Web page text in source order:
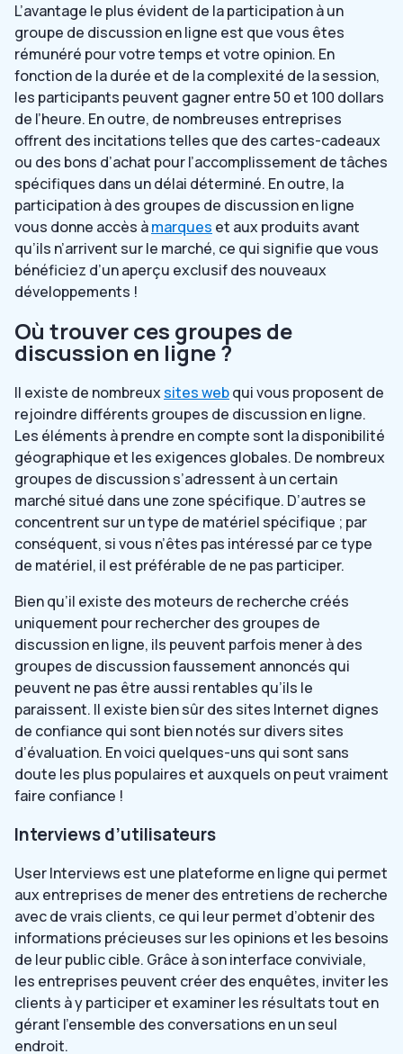
L’avantage le plus évident de la participation à un
groupe de discussion en ligne est que vous êtes
rémunéré pour votre temps et votre opinion. En
fonction de la durée et de la complexité de la session,
les participants peuvent gagner entre 50 et 100 dollars
de l’heure. En outre, de nombreuses entreprises
offrent des incitations telles que des cartes-cadeaux
ou des bons d’achat pour l’accomplissement de tâches
spécifiques dans un délai déterminé. En outre, la
participation à des groupes de discussion en ligne
vous donne accès àmarques et aux produits avant
qu’ils n’arrivent sur le marché, ce qui signifie que vous
bénéficiez d’un aperçu exclusif des nouveaux
développements !
Où trouver ces groupes de
discussion en ligne ?
Il existe de nombreuxsites webqui vous proposent de
rejoindre différents groupes de discussion en ligne.
Les éléments à prendre en compte sont la disponibilité
géographique et les exigences globales. De nombreux
groupes de discussion s’adressent à un certain
marché situé dans une zone spécifique. D’autres se
concentrent sur un type de matériel spécifique ; par
conséquent, si vous n’êtes pas intéressé par ce type
de matériel, il est préférable de ne pas participer.
Bien qu’il existe des moteurs de recherche créés
uniquement pour rechercher des groupes de
discussion en ligne, ils peuvent parfois mener à des
groupes de discussion faussement annoncés qui
peuvent ne pas être aussi rentables qu’ils le
paraissent. Il existe bien sûr des sites Internet dignes
de confiance qui sont bien notés sur divers sites
d’évaluation. En voici quelques-uns qui sont sans
doute les plus populaires et auxquels on peut vraiment
faire confiance !
Interviews d’utilisateurs
User Interviews est une plateforme en ligne qui permet
aux entreprises de mener des entretiens de recherche
avec de vrais clients, ce qui leur permet d’obtenir des
informations précieuses sur les opinions et les besoins
de leur public cible. Grâce à son interface conviviale,
les entreprises peuvent créer des enquêtes, inviter les
clients à y participer et examiner les résultats tout en
gérant l’ensemble des conversations en un seul
endroit.